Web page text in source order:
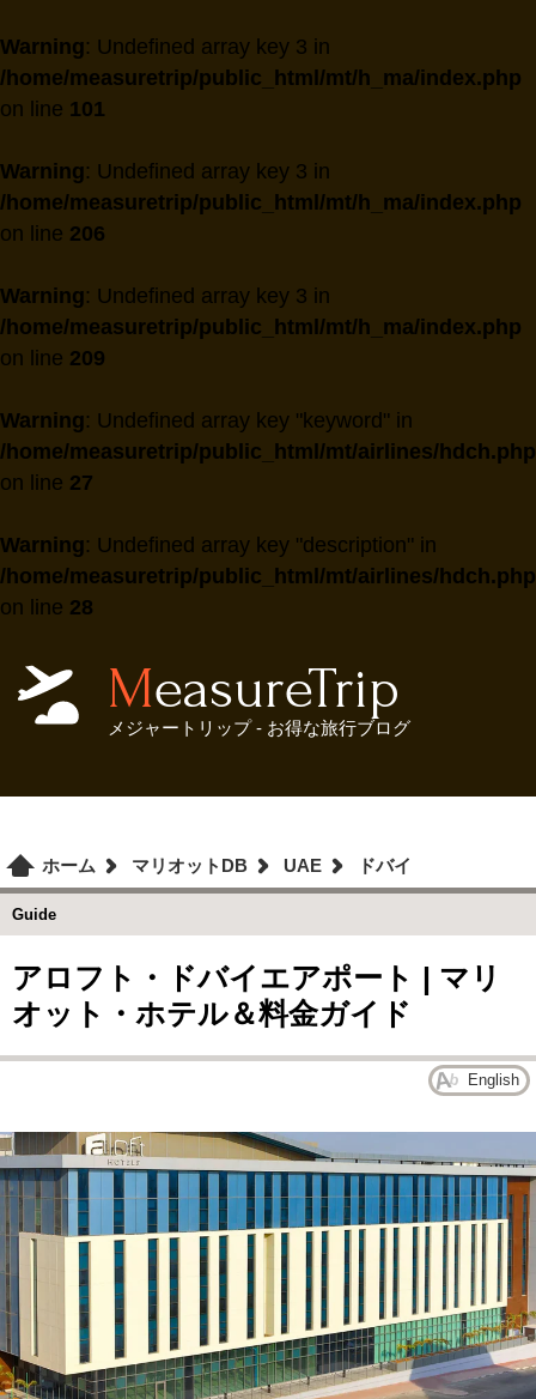
Warning: Undefined array key 3 in
/home/measuretrip/public_html/mt/h_ma/index.php
on line 101
Warning: Undefined array key 3 in
/home/measuretrip/public_html/mt/h_ma/index.php
on line 206
Warning: Undefined array key 3 in
/home/measuretrip/public_html/mt/h_ma/index.php
on line 209
Warning: Undefined array key "keyword" in
/home/measuretrip/public_html/mt/airlines/hdch.php
on line 27
Warning: Undefined array key "description" in
/home/measuretrip/public_html/mt/airlines/hdch.php
on line 28
MeasureTrip
メジャートリップ - お得な旅行ブログ
ホーム マリオットDB UAE ドバイ
Guide
アロフト・ドバイエアポート | マリ
オット・ホテル＆料金ガイド
English